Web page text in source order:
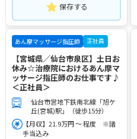
保存する
あん摩マッサージ指圧師 正社員
【宮城県／仙台市泉区】土日お
休み☆治療院におけるあん摩マ
ッサージ指圧師のお仕事です♪
＜正社員＞
仙台市営地下鉄南北線「旭ケ
丘(宮城)駅」（徒歩15分）
【月収】21.9万円 ～ 程度 ※諸
手当込み